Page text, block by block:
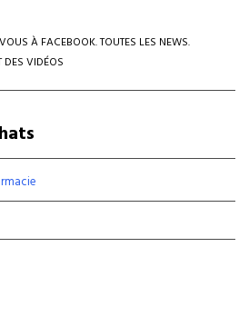
À FACEBOOK. TOUTES LES NEWS.
DES VIDÉOS